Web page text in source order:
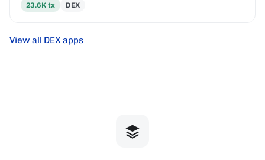
23.6K tx DEX
View all DEX apps